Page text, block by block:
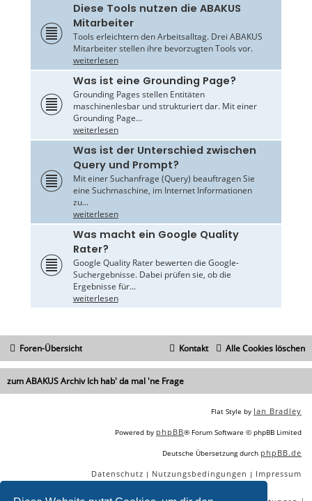
Diese Tools nutzen die ABAKUS
Mitarbeiter
Tools erleichtern den Arbeitsalltag. Drei ABAKUS
Mitarbeiter stellen ihre bevorzugten Tools vor.
weiterlesen
Was ist eine Grounding Page?
Grounding Pages stellen Entitäten
maschinenlesbar und strukturiert dar. Mit einer
Grounding Page...
weiterlesen
Was ist der Unterschied zwischen
Query und Prompt?
Mit einer Suchanfrage (Query) beauftragen Sie
eine Suchmaschine, im Internet Informationen
zu...
weiterlesen
Was macht ein Google Quality
Rater?
Google Quality Rater bewerten die Google-
Suchergebnisse. Dabei prüfen sie, ob die
Ergebnisse für...
weiterlesen
Foren-Übersicht Alle Cookies löschen
Kontakt
zum ABAKUS Archiv Ich hab' da mal 'ne Frage
Flat Style by Ian Bradley
Powered by phpBB® Forum Software © phpBB Limited
Deutsche Übersetzung durch phpBB.de
Datenschutz | Nutzungsbedingungen | Impressum